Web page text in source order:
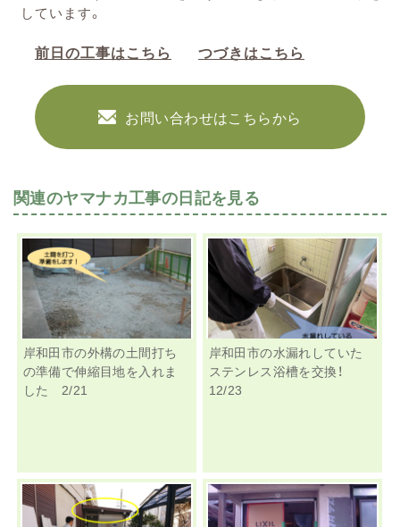
しています。
前日の工事はこちら つづきはこちら
お問い合わせはこちらから
関連のヤマナカ工事の日記を見る
岸和田市の外構の土間打ち
の準備で伸縮目地を入れま
した 2/21
岸和田市の水漏れしていた
ステンレス浴槽を交換！
12/23